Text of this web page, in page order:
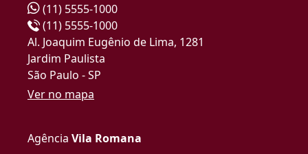
(11) 5555-1000
(11) 5555-1000
Al. Joaquim Eugênio de Lima, 1281
Jardim Paulista
São Paulo - SP
Ver no mapa
Agência Vila Romana